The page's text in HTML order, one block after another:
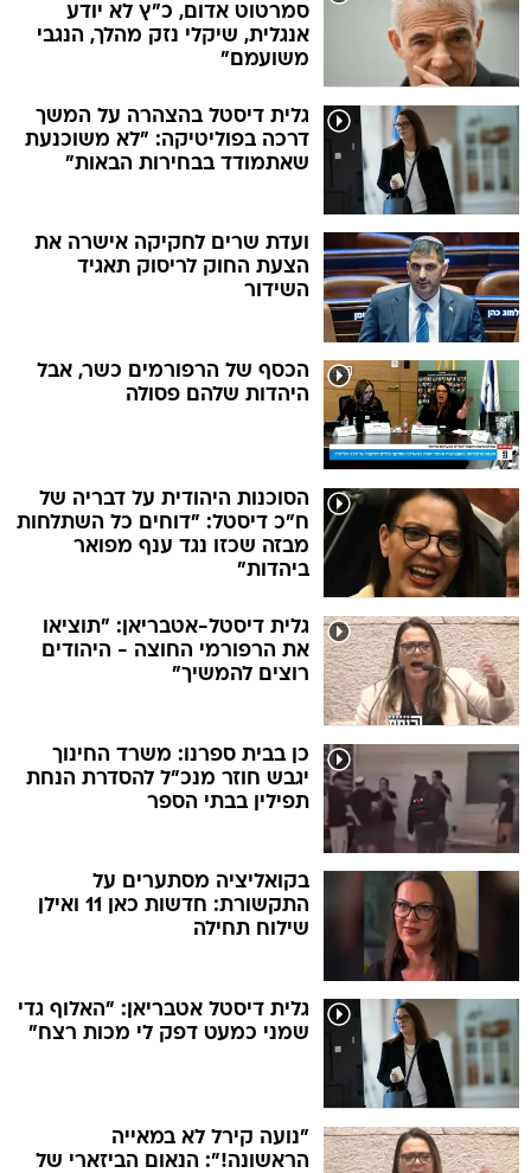
סמרטוט אדום, כ"ץ לא יודע
אנגלית, שיקלי נזק מהלך, הנגבי
משועמם"
גלית דיסטל בהצהרה על המשך
דרכה בפוליטיקה: "לא משוכנעת
שאתמודד בבחירות הבאות"
ועדת שרים לחקיקה אישרה את
הצעת החוק לריסוק תאגיד
השידור
הכסף של הרפורמים כשר, אבל
היהדות שלהם פסולה
הסוכנות היהודית על דבריה של
ח"כ דיסטל: "דוחים כל השתלחות
מבזה שכזו נגד ענף מפואר
ביהדות"
גלית דיסטל-אטבריאן: "תוציאו
את הרפורמי החוצה - היהודים
רוצים להמשיך"
כן בבית ספרנו: משרד החינוך
יגבש חוזר מנכ"ל להסדרת הנחת
תפילין בבתי הספר
בקואליציה מסתערים על
התקשורת: חדשות כאן 11 ואילן
שילוח תחילה
גלית דיסטל אטבריאן: "האלוף גדי
שמני כמעט דפק לי מכות רצח"
"נועה קירל לא במאייה
הראשונה!": הנאום הביזארי של